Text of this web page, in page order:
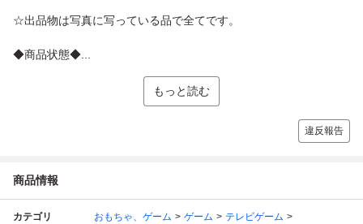
☆出品物は写真に写っている品で全てです。
◆商品状態◆...
もっと読む
違反報告
商品情報
カテゴリ おもちゃ、ゲーム ゲーム
テレビゲーム